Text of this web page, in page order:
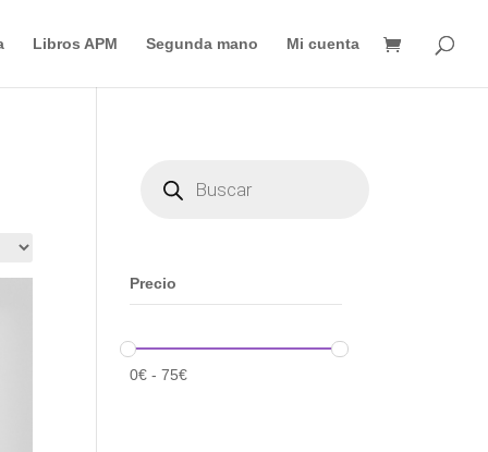
Libros APM Segunda mano Mi cuenta
productos
productos
Precio
0€ -75€